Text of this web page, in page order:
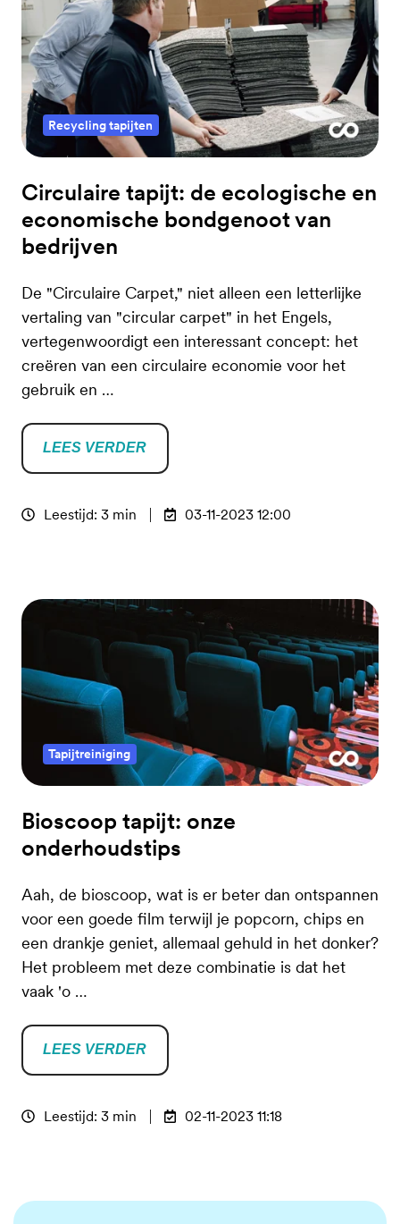
Circulaire tapijt: de ecologische en
economische bondgenoot van
bedrijven
De "Circulaire Carpet," niet alleen een letterlijke
vertaling van "circular carpet" in het Engels,
vertegenwoordigt een interessant concept: het
creëren van een circulaire economie voor het
gebruik en …
LEES VERDER
Leestijd: 3 min 03-11-2023 12:00
Recycling tapijten
Bioscoop tapijt: onze
onderhoudstips
Aah, de bioscoop, wat is er beter dan ontspannen
voor een goede film terwijl je popcorn, chips en
een drankje geniet, allemaal gehuld in het donker?
Het probleem met deze combinatie is dat het
vaak 'o …
LEES VERDER
Leestijd: 3 min 02-11-2023 11:18
Tapijtreiniging